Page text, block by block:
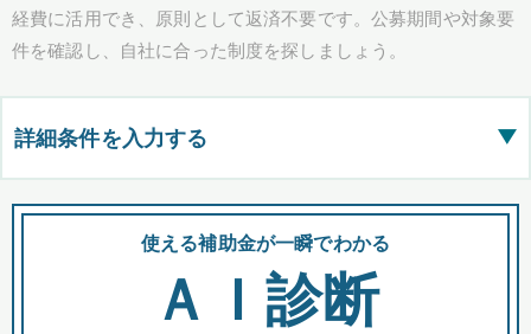
経費に活用でき、原則として返済不要です。公募期間や対象要
件を確認し、自社に合った制度を探しましょう。
詳細条件を入力する ▶
都道府県
全国の検索結果を含めて表示
使える補助金が一瞬でわかる
ＡＩ診断